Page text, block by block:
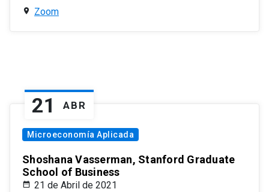
Zoom
21 ABR
Microeconomía Aplicada
Shoshana Vasserman, Stanford Graduate
School of Business
21 de Abril de 2021